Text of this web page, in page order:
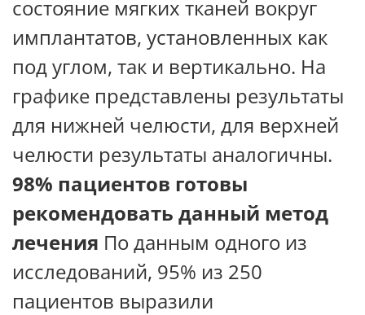
состояние мягких тканей вокруг
имплантатов, установленных как
под углом, так и вертикально. На
графике представлены результаты
для нижней челюсти, для верхней
челюсти результаты аналогичны.
98% пациентов готовы
рекомендовать данный метод
лечения По данным одного из
исследований, 95% из 250
пациентов выразили